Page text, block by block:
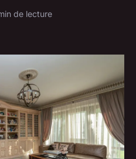
de lecture